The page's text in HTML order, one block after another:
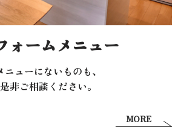
ォームメニュー
ニューにないものも、
是非ご相談ください。
MORE